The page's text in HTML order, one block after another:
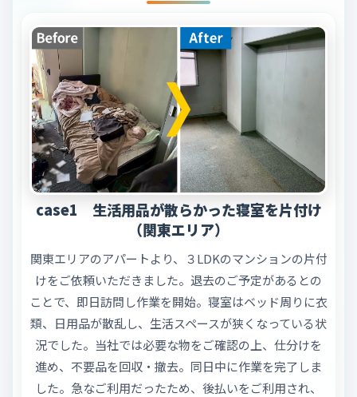
case1 生活用品が散らかった寝室を片付け
（関東エリア）
関東エリアのアパートより、３LDKのマンションの片付
けをご依頼いただきました。退去のご予定があるとの
ことで、即日訪問し作業を開始。寝室はベッド周りに衣
類、日用品が散乱し、生活スペースが狭くなっている状
況でした。当社では必要な物をご確認の上、仕分けを
進め、不要品を回収・撤去。同日中に作業を完了しま
した。急なご利用だったため、後払いをご利用され、